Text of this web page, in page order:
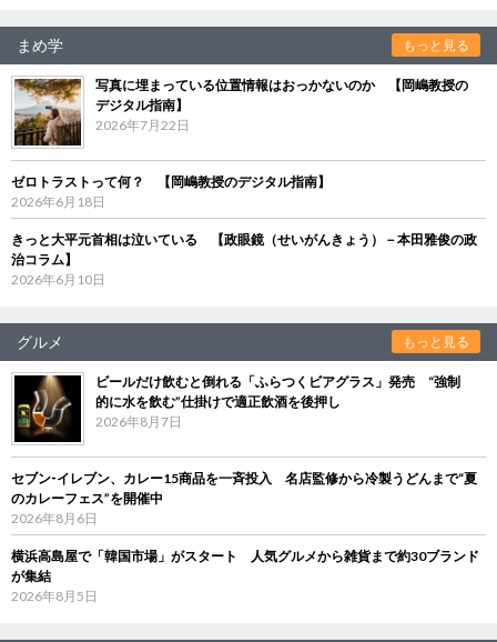
まめ学 もっと見る
写真に埋まっている位置情報はおっかないのか 【岡嶋教授の
デジタル指南】
2026年7月22日
ゼロトラストって何？ 【岡嶋教授のデジタル指南】
2026年6月18日
きっと大平元首相は泣いている 【政眼鏡（せいがんきょう）－本田雅俊の政
治コラム】
2026年6月10日
グルメ もっと見る
ビールだけ飲むと倒れる「ふらつくビアグラス」発売 “強制
的に水を飲む”仕掛けで適正飲酒を後押し
2026年8月7日
セブン‐イレブン、カレー15商品を一斉投入 名店監修から冷製うどんまで“夏
のカレーフェス”を開催中
2026年8月6日
横浜高島屋で「韓国市場」がスタート 人気グルメから雑貨まで約30ブランド
が集結
2026年8月5日